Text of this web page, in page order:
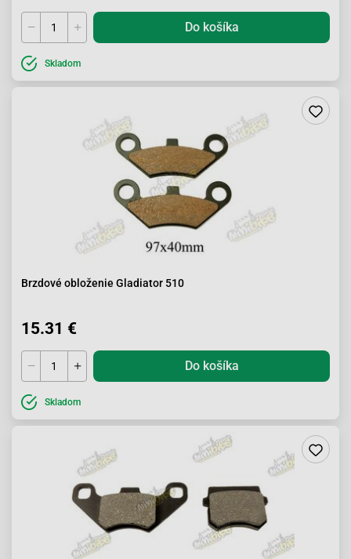
Do košíka
Skladom
Brzdové obloženie Gladiator 510
15.31 €
Do košíka
Skladom